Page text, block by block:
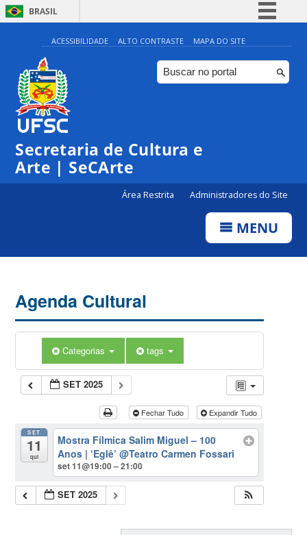
BRASIL
Simplifique!
Comunica BR
Participe
ACESSIBILIDADE ALTO CONTRASTE MAPA DO SITE
Secretaria de Cultura e
Arte | SeCArte
Área Restrita Administradores do Site
MENU
Agenda Cultural
Categorias tags
SET 2025
Fechar Tudo Expandir Tudo
SET
11
qui
Mostra Fílmica Salim Miguel – 100
Anos | ‘Eglê’@Teatro Carmen Fossari
set 11@19:00 – 21:00
SET 2025